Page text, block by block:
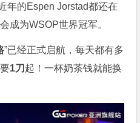
年的Espen Jorstad都还在
成为WSOP世界冠军。
”已经正式启航，每天都有多
1刀 起！一杯奶茶钱就能换